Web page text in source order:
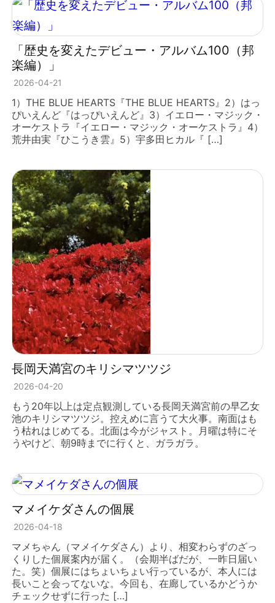
「歴史を変えたデビュー・アルバム100（邦
楽編）」
2026-04-21
1）THE BLUE HEARTS『THE BLUE HEARTS』2）はっ
ぴいえんど『はっぴいえんど』3）イエロー・マジック・
オーケストラ『イエロー・マジック・オーケストラ』4）
荒井由実『ひこうき雲』5）宇多田ヒカル『 […]
長岡天満宮のキリシマツツジ
2026-04-20
もう20年以上は定点観測している長岡天満宮前の早乙女
池のキリシマツツジ。控えめに言うて大火事。南面はも
う枯れはじめてる。北面は今がジャスト。月曜は特にそ
うやけど、朝9時までに行くと、ガラガラ。
マメイケダさんの個展
2026-04-18
マメちゃん（マメイケダさん）より、相変わらずのざっ
くりした個展案内が届く。（会期半ばだが、一昨日届い
た。笑）個展にはちょいちょい行っているが、本人には
長いこと会ってないな。今回も、在廊しているかどうか
チェックせずに行った […]